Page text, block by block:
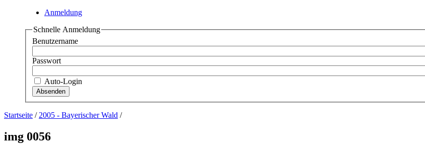
Anmeldung
Schnelle Anmeldung
Benutzername
Passwort
Auto-Login
Startseite /2005 - Bayerischer Wald /
img 0056